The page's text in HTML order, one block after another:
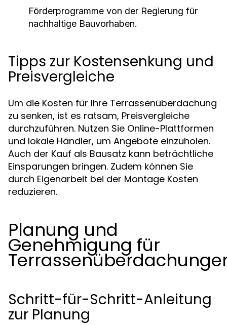
Förderprogramme von der Regierung für
nachhaltige Bauvorhaben.
Tipps zur Kostensenkung und
Preisvergleiche
Um die Kosten für Ihre Terrassenüberdachung
zu senken, ist es ratsam, Preisvergleiche
durchzuführen. Nutzen Sie Online-Plattformen
und lokale Händler, um Angebote einzuholen.
Auch der Kauf als Bausatz kann beträchtliche
Einsparungen bringen. Zudem können Sie
durch Eigenarbeit bei der Montage Kosten
reduzieren.
Planung und
Genehmigung für
Schritt-für-Schritt-Anleitung
zur Planung